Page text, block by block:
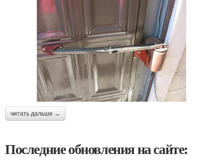
читать дальше →
Последние обновления на сайте: